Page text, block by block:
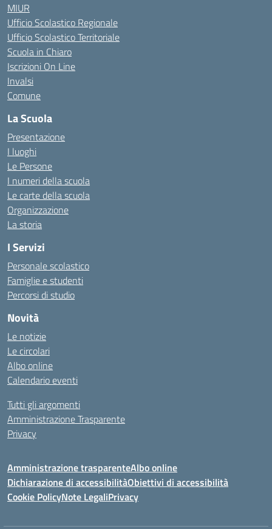
MIUR
Ufficio Scolastico Regionale
Ufficio Scolastico Territoriale
Scuola in Chiaro
Iscrizioni On Line
Invalsi
Comune
La Scuola
Presentazione
I luoghi
Le Persone
I numeri della scuola
Le carte della scuola
Organizzazione
La storia
I Servizi
Personale scolastico
Famiglie e studenti
Percorsi di studio
Novità
Le notizie
Le circolari
Albo online
Calendario eventi
Tutti gli argomenti
Amministrazione Trasparente
Privacy
Amministrazione trasparenteAlbo online
Dichiarazione di accessibilitàObiettivi di accessibilità
Cookie PolicyNote LegaliPrivacy